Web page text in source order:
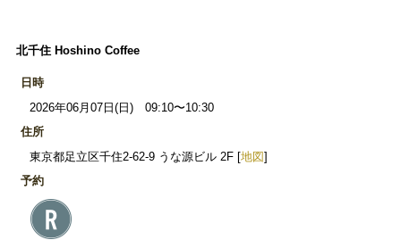
北千住 Hoshino Coffee
日時
2026年06月07日(日) 09:10〜10:30
住所
東京都足立区千住2-62-9 うな源ビル 2F [地図]
予約